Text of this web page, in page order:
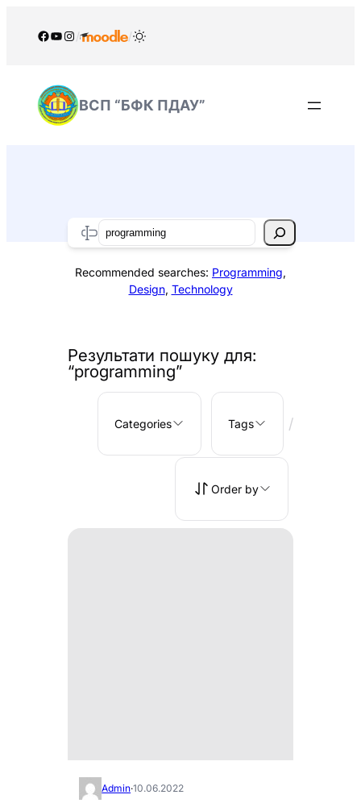
Facebook
YouTube
Instagram
/ /
ВСП “БФК ПДАУ”
Search
Recommended searches: Programming,
Design, Technology
Результати пошуку для:
“programming”
Categories Tags /
Order by
Admin·10.06.2022